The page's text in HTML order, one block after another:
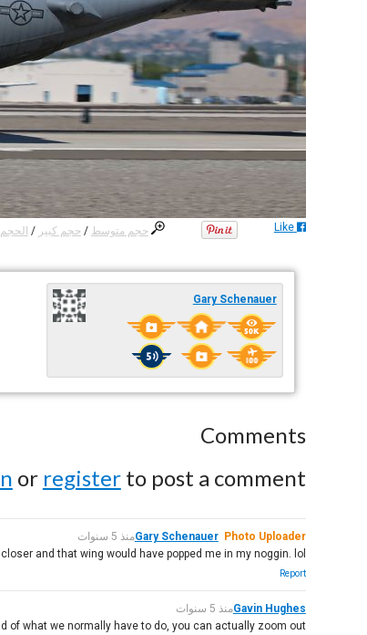
حجم متوسط / حجم كبير / Like
Gary Schenauer
Comments
or registerto post a comment.
Gary Schenauer Photo Uploader
منذ 5 سنوات
and that wing would have popped me in my noggin. lol
Report
Gavin Hughesمنذ 5 سنوات
of what we normally have to do, you can actually zoom out!